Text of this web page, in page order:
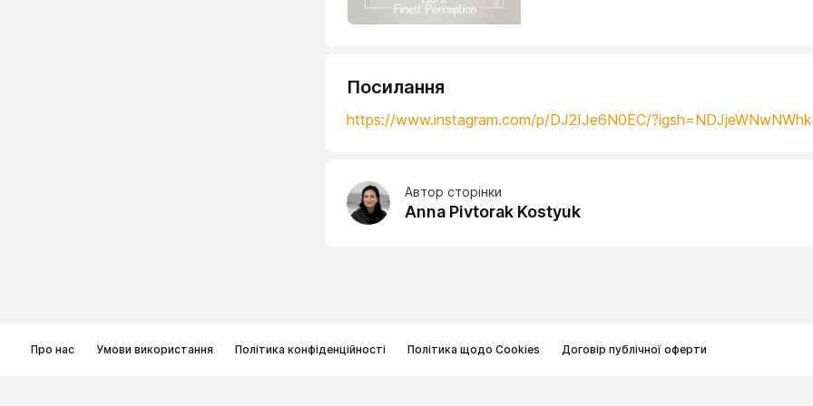
Посилання
https://www.instagram.com/p/DJ2IJe6N0EC/
Автор сторінки
Anna Pivtorak Kostyuk
Про нас Умови використання Політика конфіденційності Політика щодо Cookies Договір публічної оферти